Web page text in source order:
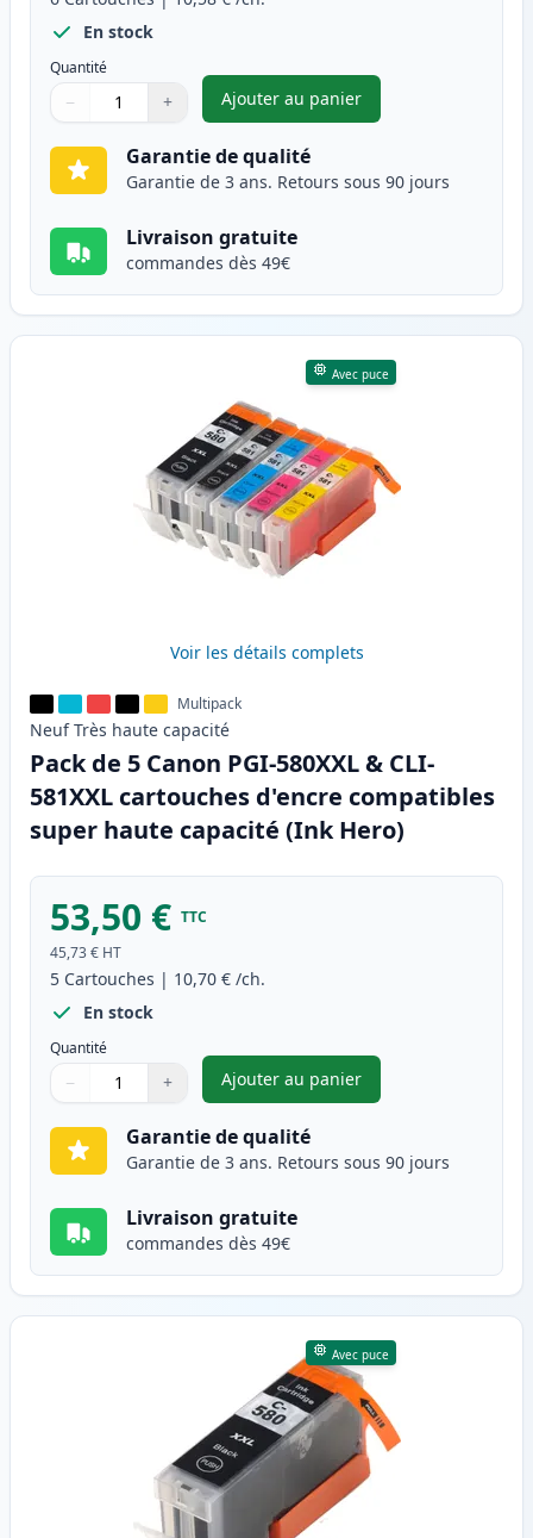
En stock
Quantité
Quantité
Utilisez les boutons pour ajuster
− +
Quantité
Ajouter au panier
,Pack de 6 Canon PGI-
Garantie de qualité
Garantie de 3 ans. Retours sous 90 jours
Livraison gratuite
commandes dès 49€
Avec puce
Voir les détails complets
Multipack
Neuf Très haute capacité
Pack de 5 Canon PGI-580XXL & CLI-
581XXL cartouches d'encre compatibles
super haute capacité (Ink Hero)
53,50 € TTC
45,73 € HT
5 Cartouches | 10,70 € /ch.
En stock
Quantité
Quantité
Utilisez les boutons pour ajuster
− +
Quantité
Ajouter au panier
,Pack de 5 Canon PGI-
Garantie de qualité
Garantie de 3 ans. Retours sous 90 jours
Livraison gratuite
commandes dès 49€
Avec puce